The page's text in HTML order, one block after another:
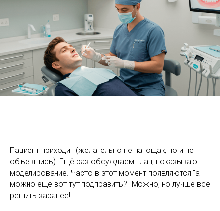
Пациент приходит (желательно не натощак, но и не
объевшись). Ещё раз обсуждаем план, показываю
моделирование. Часто в этот момент появляются "а
можно ещё вот тут подправить?" Можно, но лучше всё
решить заранее!